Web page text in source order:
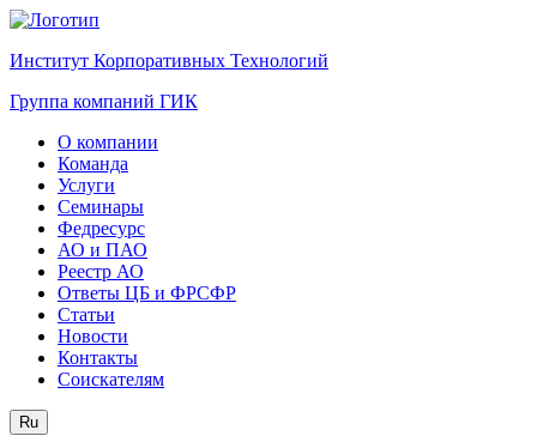
Институт Корпоративных Технологий
Группа компаний ГИК
О компании
Команда
Услуги
Семинары
Федресурс
АО и ПАО
Реестр АО
Ответы ЦБ и ФРСФР
Статьи
Новости
Контакты
Соискателям
Ru